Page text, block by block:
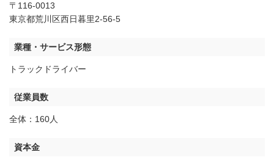
〒116-0013
東京都荒川区⻄⽇暮⾥2-56-5
業種・サービス形態
トラックドライバー
従業員数
全体：160人
資本金